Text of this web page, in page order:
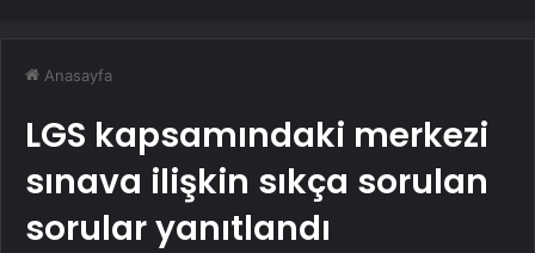
Anasayfa
LGS kapsamındaki merkezi
sınava ilişkin sıkça sorulan
sorular yanıtlandı